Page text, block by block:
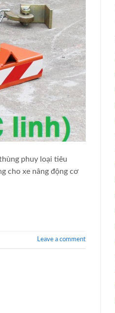
phuy loại tiêu
cho xe nâng động cơ
Leave a comment